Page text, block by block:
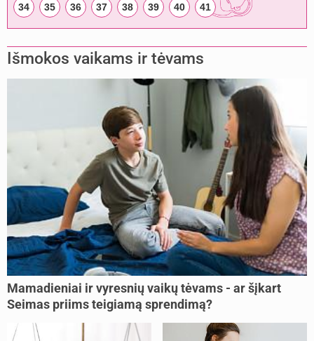
34 35 36 37 38 39 40 41
Išmokos vaikams ir tėvams
Mamadieniai ir vyresnių vaikų tėvams - ar šįkart
Seimas priims teigiamą sprendimą?